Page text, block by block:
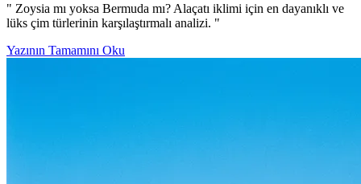
" Zoysia mı yoksa Bermuda mı? Alaçatı iklimi için en dayanıklı ve
lüks çim türlerinin karşılaştırmalı analizi. "
Yazının Tamamını Oku